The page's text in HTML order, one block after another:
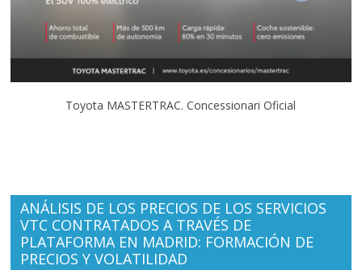
Toyota MASTERTRAC. Concessionari Oficial
ANÁLISIS DE LOS PRECIOS DE LOS SERVICIOS
VTC CONTRATADOS A TRAVÉS DE
PLATAFORMA EN MADRID: FORMACIÓN DE
PRECIOS Y VOLATILIDAD